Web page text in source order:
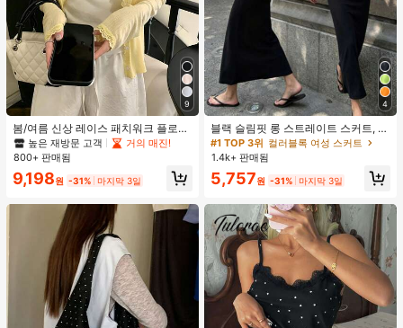
9
봄/여름 신상 레이스 패치워크 플로럴
트림 소프트 니트 가디건 경량 재킷 탑
여성용, 코티지코어 옐로우
높은 재방문 고객
거의 매진!
800+ 판매됨
9,198원 -31% 마지막 3일
4
블랙 슬림핏 롱 스트레이트 스커트, 여
성 패션 폴리에스터 캐주얼 파티 스커
트, 다용도 및 귀여운, 일상 착용에 적
합, 여름 휴가. 해변, 음악 축제 및 여름
휴가에 완벽, 90년대
#1 TOP 3위 컬러블록 여성 스커트
1.4k+ 판매됨
5,757원 -31% 마지막 3일